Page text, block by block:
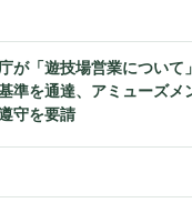
が「遊技場営業について
準を通達、アミューズメ
守を要請